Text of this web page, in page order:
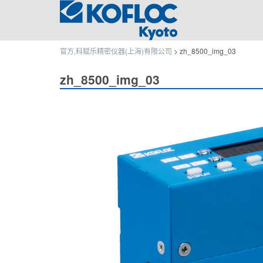
官方,科赋乐精密仪器(上海)有限公司 > zh_8500_img_03
zh_8500_img_03